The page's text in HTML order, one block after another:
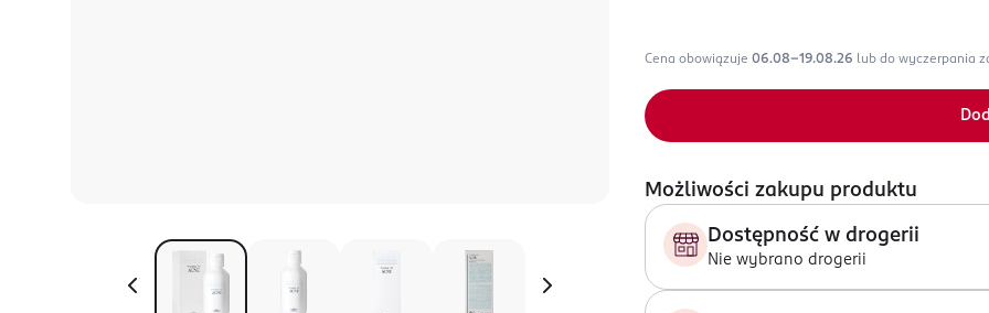
Cena obowiązuje 06.08-19.08.26 lub do wyczerpania
Możliwości zakupu produktu
Dostępność w drogerii
Nie wybrano drogerii